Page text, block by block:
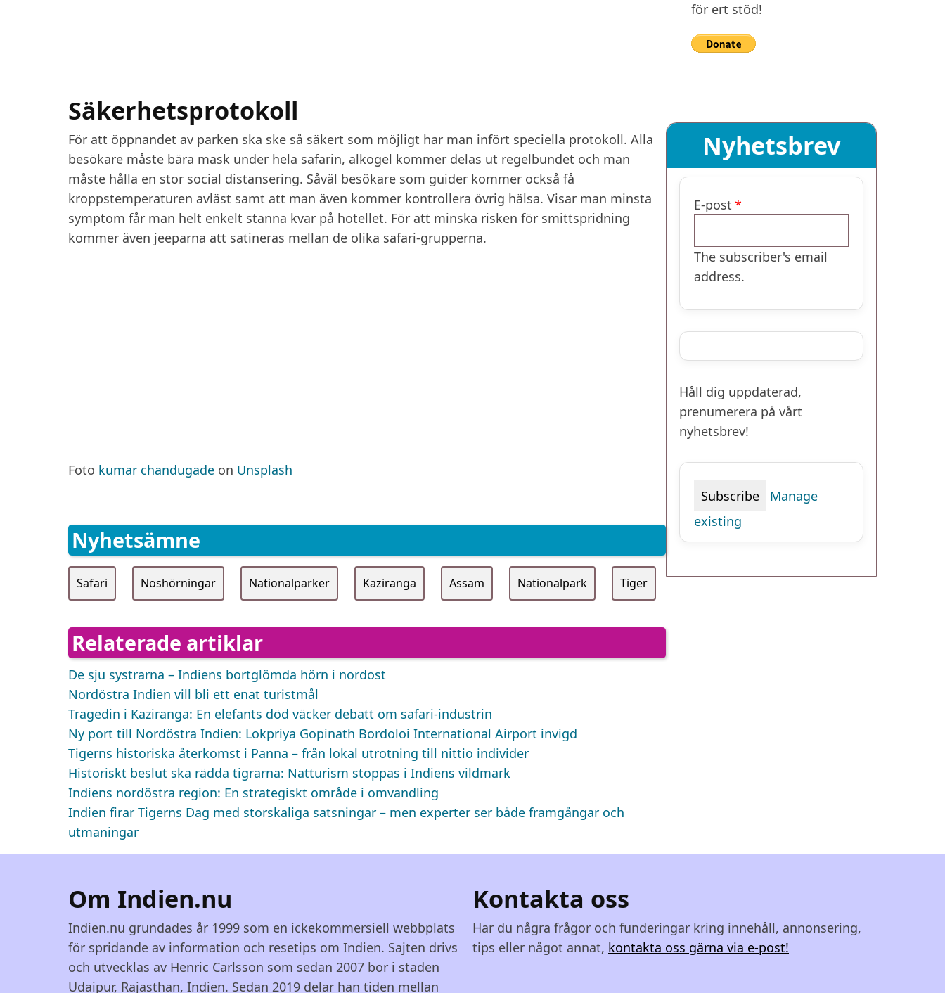
Säkerhetsprotokoll
För att öppnandet av parken ska ske så säkert som möjligt har man infört speciella protokoll. Alla
besökare måste bära mask under hela safarin, alkogel kommer delas ut regelbundet och man
måste hålla en stor social distansering. Såväl besökare som guider kommer också få
kroppstemperaturen avläst samt att man även kommer kontrollera övrig hälsa. Visar man minsta
symptom får man helt enkelt stanna kvar på hotellet. För att minska risken för smittspridning
kommer även jeeparna att satineras mellan de olika safari-grupperna.
Foto kumar chandugade on Unsplash
Nyhetsämne
Safari Noshörningar Nationalparker Kaziranga Assam Nationalpark Tiger
Relaterade artiklar
De sju systrarna – Indiens bortglömda hörn i nordost
Nordöstra Indien vill bli ett enat turistmål
Tragedin i Kaziranga: En elefants död väcker debatt om safari-industrin
Ny port till Nordöstra Indien: Lokpriya Gopinath Bordoloi International Airport invigd
Tigerns historiska återkomst i Panna – från lokal utrotning till nittio individer
Historiskt beslut ska rädda tigrarna: Natturism stoppas i Indiens vildmark
Indiens nordöstra region: En strategiskt område i omvandling
Indien firar Tigerns Dag med storskaliga satsningar – men experter ser både framgångar och
utmaningar
för ert stöd!
Nyhetsbrev
E-post
The subscriber's email
address.
Håll dig uppdaterad,
prenumerera på vårt
nyhetsbrev!
Manage
existing
Om Indien.nu
Indien.nu grundades år 1999 som en ickekommersiell webbplats
för spridande av information och resetips om Indien. Sajten drivs
och utvecklas av Henric Carlsson som sedan 2007 bor i staden
Udaipur, Rajasthan, Indien. Sedan 2019 delar han tiden mellan
Kontakta oss
Har du några frågor och funderingar kring innehåll, annonsering,
tips eller något annat, kontakta oss gärna via e-post!